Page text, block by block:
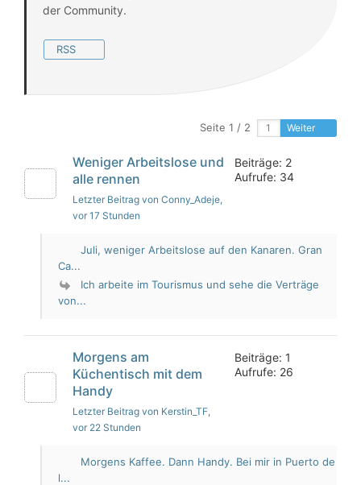
der Community.
RSS
Seite 1 / 2 Weiter
Weniger Arbeitslose und
alle rennen
Letzter Beitrag von Conny_Adeje,
vor 17 Stunden
Beiträge: 2
Aufrufe: 34
Juli, weniger Arbeitslose auf den Kanaren. Gran
Ca...
Ich arbeite im Tourismus und sehe die Verträge
von...
Morgens am
Küchentisch mit dem
Handy
Letzter Beitrag von Kerstin_TF,
vor 22 Stunden
Beiträge: 1
Aufrufe: 26
Morgens Kaffee. Dann Handy. Bei mir in Puerto de
l...